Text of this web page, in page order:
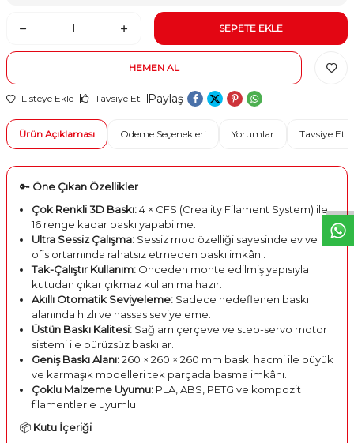
W
h
t
s
a
p
p
D
e
s
e
H
a
t
t
SEPETE EKLE
HEMEN AL
Listeye Ekle Tavsiye Et Paylaş
Ürün Açıklaması Ödeme Seçenekleri Yorumlar Tavsiye Et
🔑 Öne Çıkan Özellikler
Çok Renkli 3D Baskı:4 × CFS (Creality Filament System) ile
16 renge kadar baskı yapabilme.
Ultra Sessiz Çalışma: Sessiz mod özelliği sayesinde ev ve
ofis ortamında rahatsız etmeden baskı imkânı.
Tak-Çalıştır Kullanım: Önceden monte edilmiş yapısıyla
kutudan çıkar çıkmaz kullanıma hazır.
Akıllı Otomatik Seviyeleme: Sadece hedeflenen baskı
alanında hızlı ve hassas seviyeleme.
Üstün Baskı Kalitesi: Sağlam çerçeve ve step-servo motor
sistemi ile pürüzsüz baskılar.
Geniş Baskı Alanı:260 × 260 × 260 mm baskı hacmi ile büyük
ve karmaşık modelleri tek parçada basma imkânı.
Çoklu Malzeme Uyumu: PLA, ABS, PETG ve kompozit
filamentlerle uyumlu.
📦 Kutu İçeriği